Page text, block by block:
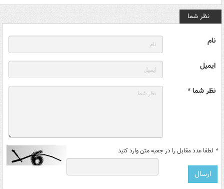
نظر شما
نام
ایمیل
نظر شما *
* لطفا عدد مقابل را در جعبه متن وارد کنید